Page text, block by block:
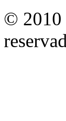
© 2010